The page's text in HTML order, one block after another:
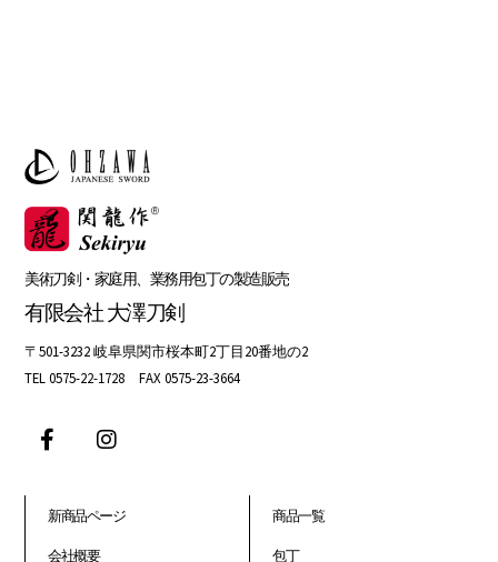
美術刀剣・家庭用、業務用包丁の製造販売
有限会社 大澤刀剣
〒501-3232 岐阜県関市桜本町2丁目20番地の2
TEL 0575-22-1728 FAX 0575-23-3664
新商品ページ
会社概要
商品一覧
包丁